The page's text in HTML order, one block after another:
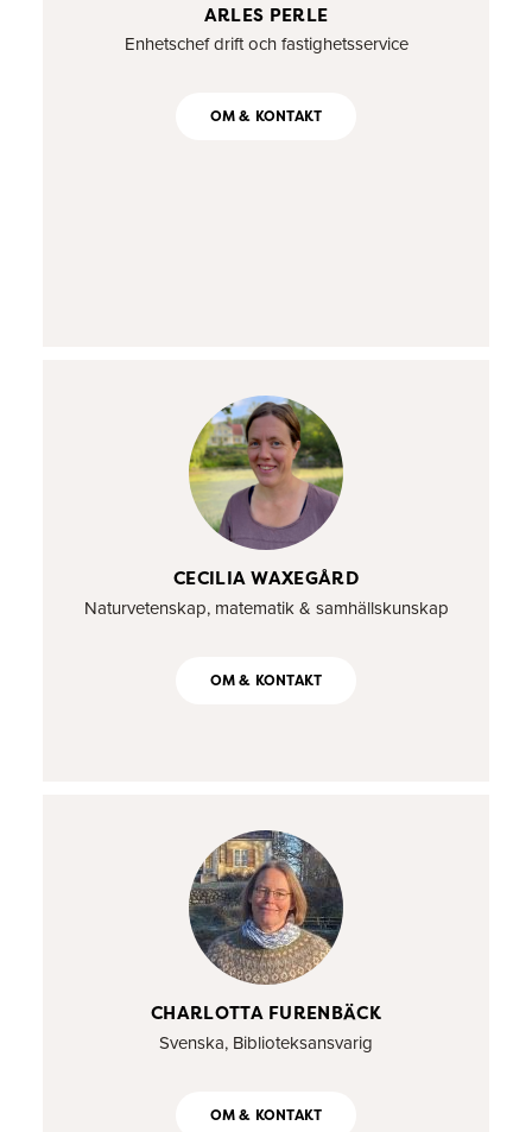
ARLES PERLE
Enhetschef drift och fastighetsservice
OM & KONTAKT
CECILIA WAXEGÅRD
Naturvetenskap, matematik & samhällskunskap
OM & KONTAKT
CHARLOTTA FURENBÄCK
Svenska, Biblioteksansvarig
OM & KONTAKT